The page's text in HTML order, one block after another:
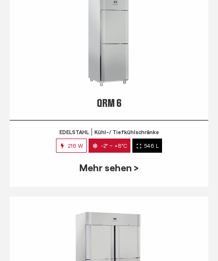
QRM 6
EDELSTAHL Kühl-/ Tiefkühlschränke
216 W -2° ~ +8°C 546 L
Mehr sehen >